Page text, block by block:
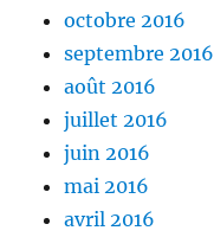
octobre 2016
septembre 2016
août 2016
juillet 2016
juin 2016
mai 2016
avril 2016